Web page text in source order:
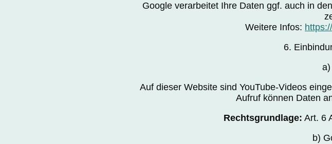
Google verarbeitet Ihre Daten ggf. auch in
Weitere Infos:
6.
a)
Auf dieser Website sind YouTube-Videos
Aufruf können Daten
Rechtsgrundlage: Art. 6
b)